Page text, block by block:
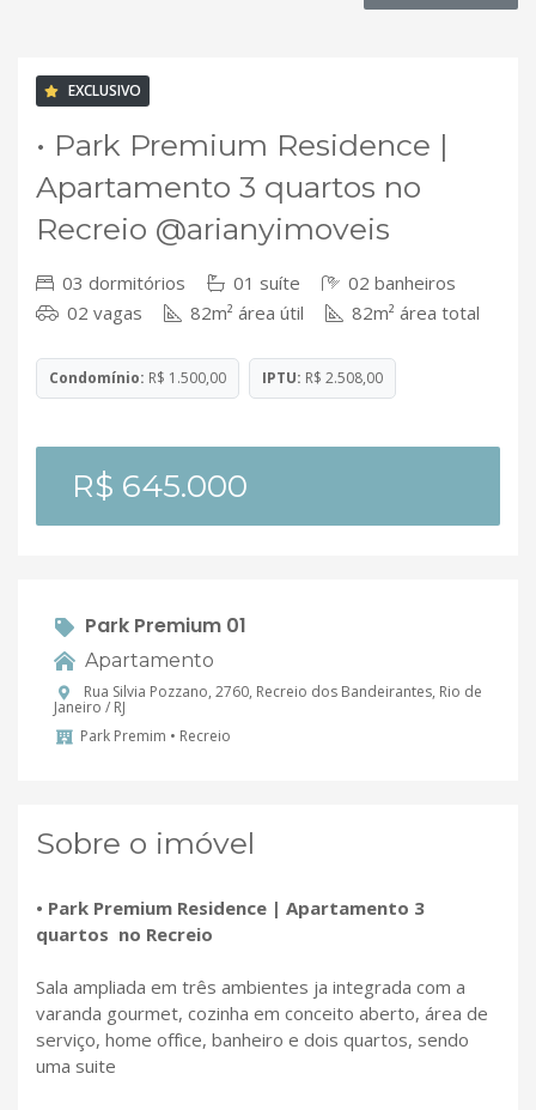
EXCLUSIVO
• Park Premium Residence |
Apartamento 3 quartos no
Recreio @arianyimoveis
03 dormitórios 01 suíte
02 banheiros
02 vagas
82m² área útil 82m² área total
Condomínio: R$ 1.500,00 IPTU: R$ 2.508,00
R$ 645.000
Park Premium 01
Apartamento
Rua Silvia Pozzano, 2760, Recreio dos Bandeirantes, Rio de
Janeiro / RJ
Park Premim • Recreio
Sobre o imóvel
• Park Premium Residence | Apartamento 3
quartos no Recreio
Sala ampliada em três ambientes ja integrada com a
varanda gourmet, cozinha em conceito aberto, área de
serviço, home office, banheiro e dois quartos, sendo
uma suite